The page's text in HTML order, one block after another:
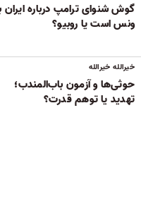
گوش شنوای ترامپ درباره ایران
ونس است یا روبیو؟
خیرالله خیرالله
حوثی‌ها و آزمون باب‌المندب؛
تهدید یا توهم قدرت؟